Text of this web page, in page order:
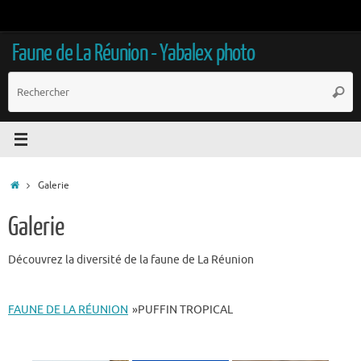
contenu
Faune de La Réunion - Yabalex photo
:
Accueil
Galerie
Galerie
Découvrez la diversité de la faune de La Réunion
FAUNE DE LA RÉUNION »PUFFIN TROPICAL